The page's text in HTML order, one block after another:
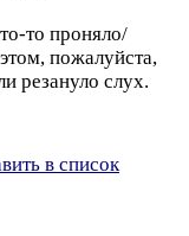
то проняло/
пожалуйста,
резануло слух.
в список